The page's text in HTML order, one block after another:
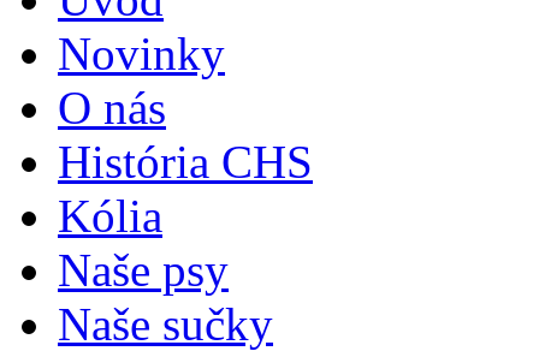
Novinky
O nás
História CHS
Kólia
Naše psy
Naše sučky